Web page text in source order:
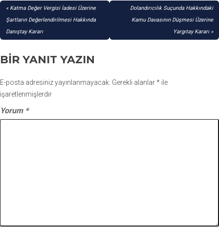
YAZI
GEZINMESI
Katma Değer Vergisi İadesi Üzerine
Şartların Değerlendirilmesi Hakkında
Danıştay Kararı
Dolandırıcılık Suçunda Hakkındaki
Kamu Davasının Düşmesi Üzerine
Yargıtay Kararı
BIR YANIT YAZIN
E-posta adresiniz yayınlanmayacak. Gerekli alanlar* ile
işaretlenmişlerdir
Yorum *